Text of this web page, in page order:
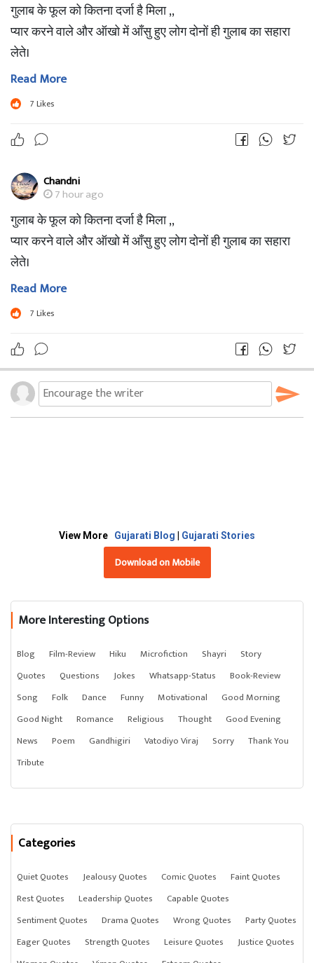
गुलाब के फूल को कितना दर्जा है मिला ,,
प्यार करने वाले और ऑखो में आँसु हुए लोग दोनों ही गुलाब का सहारा
लेते।
Read More
7 Likes
Chandni
7 hour ago
गुलाब के फूल को कितना दर्जा है मिला ,,
प्यार करने वाले और ऑखो में आँसु हुए लोग दोनों ही गुलाब का सहारा
लेते।
Read More
7 Likes
View More Gujarati Blog Gujarati Stories
Download on Mobile
More Interesting Options
Blog Film-Review Hiku Microfiction Shayri
Story
Quotes
Questions Jokes Whatsapp-Status
Book-Review
Song
Folk Dance Funny Motivational
Good Morning
Good Night
Romance Religious Thought
Good Evening
News
Poem Gandhigiri Vatodiyo Viraj Sorry
Thank You
Tribute
Categories
Quiet Quotes Jealousy Quotes Comic Quotes
Faint Quotes
Rest Quotes
Leadership Quotes
Capable Quotes
Sentiment Quotes
Drama Quotes Wrong Quotes
Party Quotes
Eager Quotes
Strength Quotes Leisure Quotes
Justice Quotes